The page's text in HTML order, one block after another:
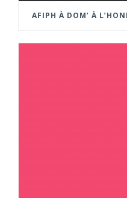
AFIPH À DOM’ À